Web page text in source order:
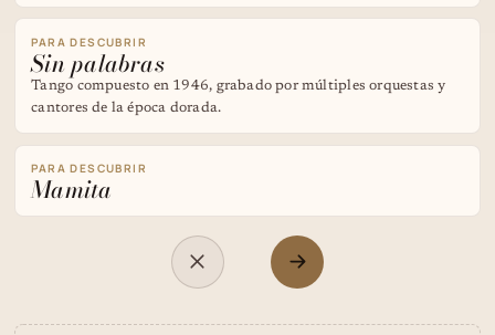
PARA DESCUBRIR
Sin palabras
Tango compuesto en 1946, grabado por múltiples orquestas y
cantores de la época dorada.
PARA DESCUBRIR
Mamita